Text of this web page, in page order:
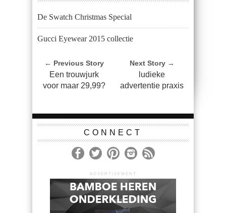
De Swatch Christmas Special
Gucci Eyewear 2015 collectie
← Previous Story
Een trouwjurk
voor maar 29,99?
Next Story →
ludieke
advertentie praxis
CONNECT
ADVERTISEMENT